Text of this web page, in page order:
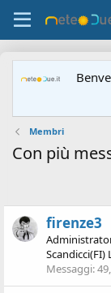
Membri
Con più
firenze3
Scandicci(FI)
Messaggi